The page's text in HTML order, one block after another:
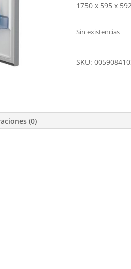
1750 x 595 x
Sin existencias
SKU:
(0)